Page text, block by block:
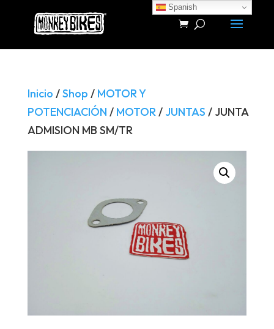
Búsqueda
productos
Inicio /Shop / MOTOR Y
POTENCIACIÓN / MOTOR/ JUNTAS / JUNTA
ADMISION MB SM/TR
Spanish